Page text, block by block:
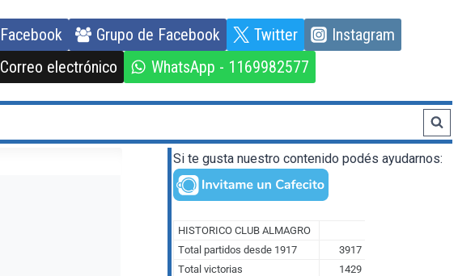
Facebook Grupo de Facebook Twitter
Instagram
Correo electrónico
WhatsApp - 1169982577
Si te gusta nuestro contenido podés ayudarnos: